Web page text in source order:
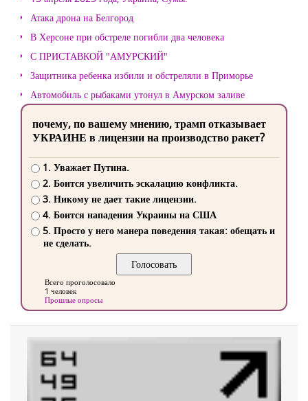
Атака дрона на Белгород
В Херсоне при обстреле погибли два человека
С ПРИСТАВКОЙ "АМУРСКИЙ"
Защитника ребенка избили и обстреляли в Приморье
Автомобиль с рыбаками утонул в Амурском заливе
почему, по вашему мнению, трамп отказывает
УКРАИНЕ в лицензии на производство ракет?
1. Уважает Путина.
2. Боится увеличить эскалацию конфликта.
3. Никому не дает такие лицензии.
4. Боится нападения Украины на США
5. Просто у него манера поведения такая: обещать и
не сделать.
Всего проголосовало
1 человек
Прошлые опросы